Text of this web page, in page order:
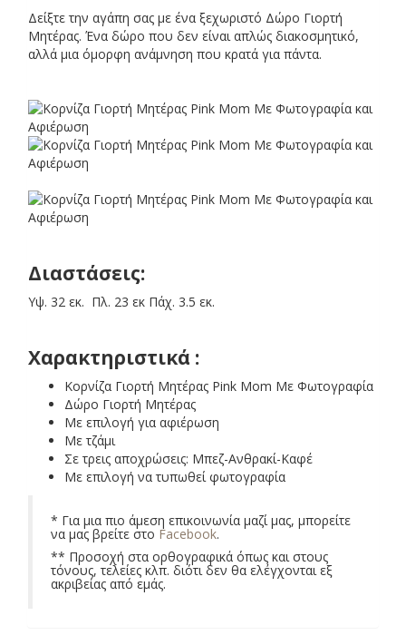
Δείξτε την αγάπη σας με ένα ξεχωριστό Δώρο Γιορτή
Μητέρας. Ένα δώρο που δεν είναι απλώς διακοσμητικό,
αλλά μια όμορφη ανάμνηση που κρατά για πάντα.
Διαστάσεις:
Υψ. 32 εκ. Πλ. 23 εκ Πάχ. 3.5 εκ.
Χαρακτηριστικά :
Κορνίζα Γιορτή Μητέρας Pink Mom Με Φωτογραφία
Δώρο Γιορτή Μητέρας
Με επιλογή για αφιέρωση
Με τζάμι
Σε τρεις αποχρώσεις: Μπεζ-Ανθρακί-Καφέ
Με επιλογή να τυπωθεί φωτογραφία
* Για μια πιο άμεση επικοινωνία μαζί μας, μπορείτε
να μας βρείτε στο Facebook.
** Προσοχή στα ορθογραφικά όπως και στους
τόνους, τελείες κλπ. διότι δεν θα ελέγχονται εξ
ακριβείας από εμάς.